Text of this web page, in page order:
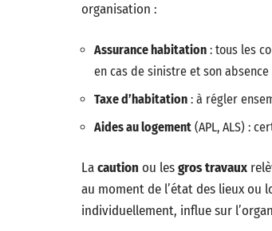
organisation :
Assurance habitation : tous les
en cas de sinistre et son
Taxe d’habitation : à régler
Aides au logement (APL, ALS) :
Lacaution ou lesgros travaux
au moment de l’état des lieux ou
individuellement, influe sur